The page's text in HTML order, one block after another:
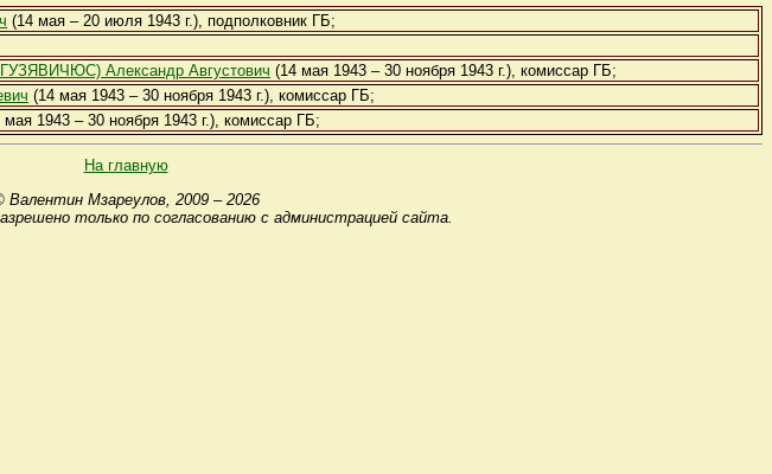
(14 мая – 20 июля 1943 г.), подполковник ГБ;
Александр Августович (14 мая 1943 – 30 ноября 1943 г.), комиссар ГБ;
(14 мая 1943 – 30 ноября 1943 г.), комиссар ГБ;
мая 1943 – 30 ноября 1943 г.), комиссар ГБ;
На главную
Валентин Мзареулов, 2009 – 2026
только по согласованию с администрацией сайта.